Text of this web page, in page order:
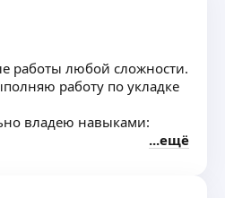
работы любой сложности.
работу по укладке
владею навыками:
ещё